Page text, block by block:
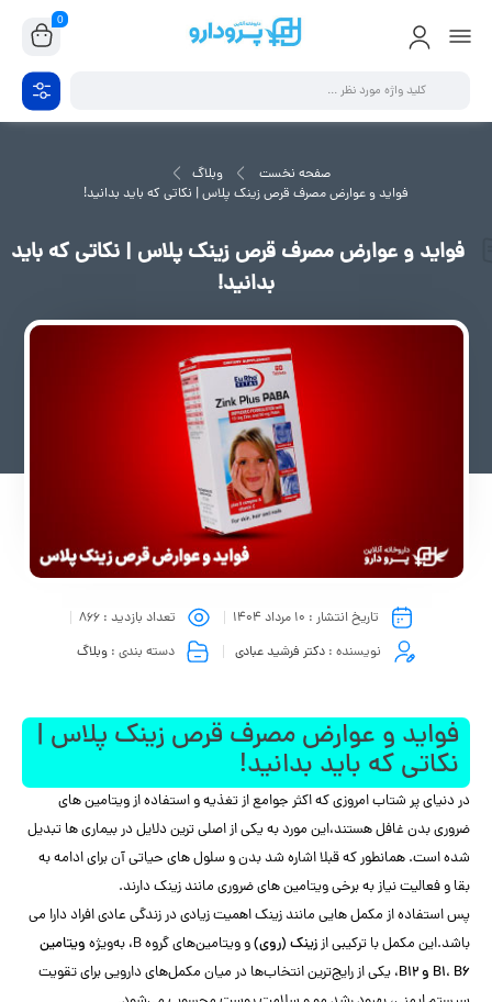
0
صفحه نخست
وبلاگ
فواید و عوارض مصرف قرص زینک پلاس | نکاتی که باید بدانید!
فواید و عوارض مصرف قرص زینک پلاس | نکاتی که باید
بدانید!
تاریخ انتشار : 10 مرداد 1404 تعداد بازدید :866
نویسنده :دکتر فرشید عبادی دسته بندی :وبلاگ
فواید و عوارض مصرف قرص زینک پلاس |
نکاتی که باید بدانید!
در دنیای پر شتاب امروزی که اکثر جوامع از تغذیه و استفاده از ویتامین های
ضروری بدن غافل هستند،این مورد به یکی از اصلی ترین دلایل در بیماری ها تبدیل
شده است. همانطور که قبلا اشاره شد بدن و سلول های حیاتی آن برای ادامه به
بقا و فعالیت نیاز به برخی ویتامین های ضروری مانند زینک دارند.
پس استفاده از مکمل هایی مانند زینک اهمیت زیادی در زندگی عادی افراد دارا می
باشد.این مکمل با ترکیبی اززینک (روی)و ویتامین‌های گروه B، به‌ویژه
ویتامین
B1، B6 و B12
، یکی از رایج‌ترین انتخاب‌ها در میان مکمل‌های دارویی برای تقویت